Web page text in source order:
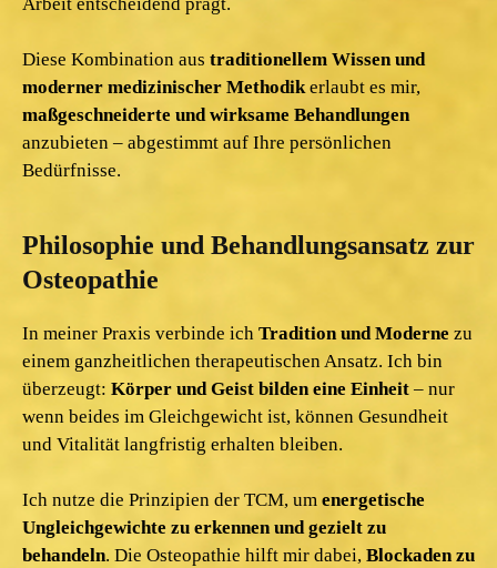
Diese Kombination aus traditionellem Wissen und
moderner medizinischer Methodik erlaubt es mir,
maßgeschneiderte und wirksame Behandlungen
anzubieten – abgestimmt auf Ihre persönlichen
Bedürfnisse.
Philosophie und Behandlungsansatz zur
Osteopathie
In meiner Praxis verbinde ich Tradition und Moderne zu
einem ganzheitlichen therapeutischen Ansatz. Ich bin
überzeugt: Körper und Geist bilden eine Einheit– nur
wenn beides im Gleichgewicht ist, können Gesundheit
und Vitalität langfristig erhalten bleiben.
Ich nutze die Prinzipien der TCM, um energetische
Ungleichgewichte zu erkennen und gezielt zu
behandeln. Die Osteopathie hilft mir dabei, Blockaden zu